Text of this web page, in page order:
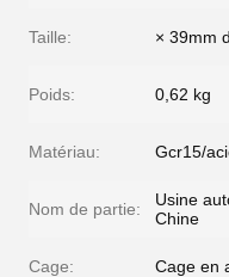
Taille: × 39mm
Poids: 0,62 kg
Matériau: Gcr15/
Nom de partie:
Usine
Chine
Cage: Cage en